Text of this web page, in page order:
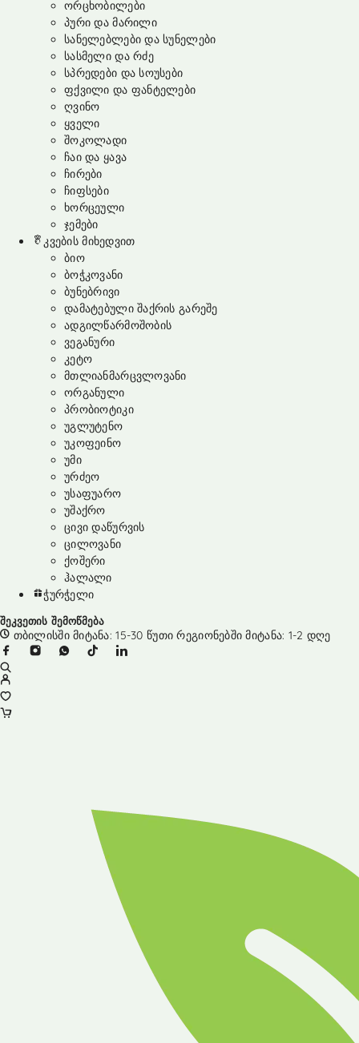
ორცხობილები
პური და მარილი
სანელებლები და სუნელები
სასმელი და რძე
სპრედები და სოუსები
ფქვილი და ფანტელები
ღვინო
ყველი
შოკოლადი
ჩაი და ყავა
ჩირები
ჩიფსები
ხორცეული
ჯემები
კვების მიხედვით
ბიო
ბოჭკოვანი
ბუნებრივი
დამატებული შაქრის გარეშე
ადგილწარმოშობის
ვეგანური
კეტო
მთლიანმარცვლოვანი
ორგანული
პრობიოტიკი
უგლუტენო
უკოფეინო
უმი
ურძეო
უსაფუარო
უშაქრო
ცივი დაწურვის
ცილოვანი
ქოშერი
ჰალალი
ჭურჭელი
შეკვეთის შემოწმება
თბილისში მიტანა: 15-30 წუთი რეგიონებში მიტანა: 1-2 დღე